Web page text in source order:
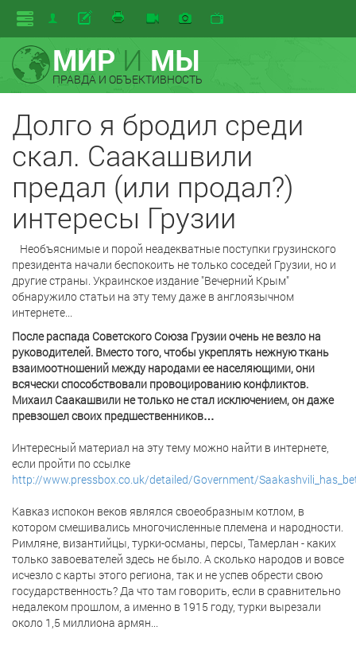
МИРИ МЫ
ПРАВДА И ОБЪЕКТИВНОСТЬ
Долго я бродил среди
скал. Саакашвили
предал (или продал?)
интересы Грузии
Необъяснимые и порой неадекватные поступки грузинского
президента начали беспокоить не только соседей Грузии, но и
другие страны. Украинское издание "Вечерний Крым"
обнаружило статьи на эту тему даже в англоязычном
интернете...
После распада Советского Союза Грузии очень не везло на
руководителей. Вместо того, чтобы укреплять нежную ткань
взаимоотношений между народами ее населяющими, они
всячески способствовали провоцированию конфликтов.
Михаил Саакашвили не только не стал исключением, он даже
превзошел своих предшественников…
Интересный материал на эту тему можно найти в интернете,
если пройти по ссылке
http://www.pressbox.co.uk/detailed/Government/
Кавказ испокон веков являлся своеобразным котлом, в
котором смешивались многочисленные племена и народности.
Римляне, византийцы, турки-османы, персы, Тамерлан - каких
только завоевателей здесь не было. А сколько народов и вовсе
исчезло с карты этого региона, так и не успев обрести свою
государственность? Да что там говорить, если в сравнительно
недалеком прошлом, а именно в 1915 году, турки вырезали
около 1,5 миллиона армян...